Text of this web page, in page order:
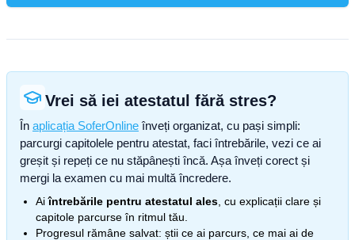
Vrei să iei atestatul fără stres?
În aplicația SoferOnline înveți organizat, cu pași simpli:
parcurgi capitolele pentru atestat, faci întrebările, vezi ce ai
greșit și repeți ce nu stăpânești încă. Așa înveți corect și
mergi la examen cu mai multă încredere.
Aiîntrebările pentru atestatul ales , cu explicații clare și
capitole parcurse în ritmul tău.
Progresul rămâne salvat: știi ce ai parcurs, ce mai ai de